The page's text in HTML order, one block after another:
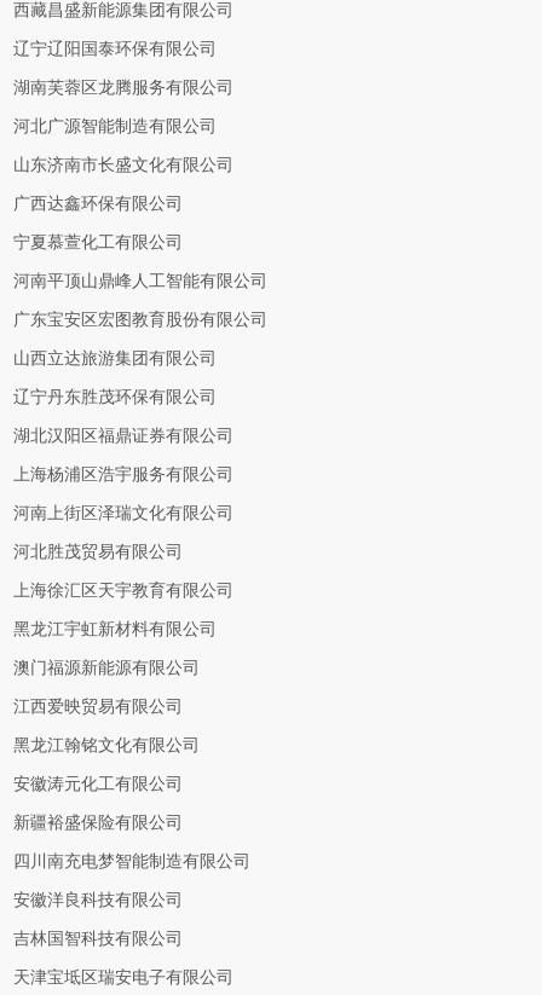
西藏昌盛新能源集团有限公司
辽宁辽阳国泰环保有限公司
湖南芙蓉区龙腾服务有限公司
河北广源智能制造有限公司
山东济南市长盛文化有限公司
广西达鑫环保有限公司
宁夏慕萱化工有限公司
河南平顶山鼎峰人工智能有限公司
广东宝安区宏图教育股份有限公司
山西立达旅游集团有限公司
辽宁丹东胜茂环保有限公司
湖北汉阳区福鼎证券有限公司
上海杨浦区浩宇服务有限公司
河南上街区泽瑞文化有限公司
河北胜茂贸易有限公司
上海徐汇区天宇教育有限公司
黑龙江宇虹新材料有限公司
澳门福源新能源有限公司
江西爱映贸易有限公司
黑龙江翰铭文化有限公司
安徽涛元化工有限公司
新疆裕盛保险有限公司
四川南充电梦智能制造有限公司
安徽洋良科技有限公司
吉林国智科技有限公司
天津宝坻区瑞安电子有限公司